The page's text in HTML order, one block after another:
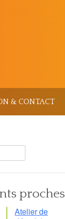
& CONTACT
proches
Atelier de